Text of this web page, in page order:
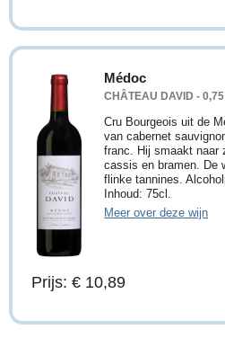
Médoc
CHÂTEAU DAVID - 0,75
Cru Bourgeois uit de
van cabernet
franc. Hij smaakt naar
cassis en bramen. De
flinke tannines.
Inhoud: 75cl.
Meer over deze wijn
Prijs: € 10,89